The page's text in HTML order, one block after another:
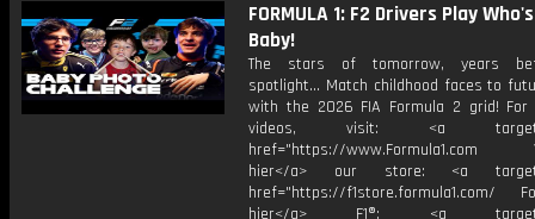
FORMULA 1: F2 Drivers Play
Baby!
The stars of tomorrow, years
spotlight... Match childhood faces to
with the 2026 FIA Formula 2 grid! For
videos, visit: <a
href="https://www.Formula1.com
hier</a> our store: <a
href="https://f1store.formula1.com/
hier</a> F1®: <a